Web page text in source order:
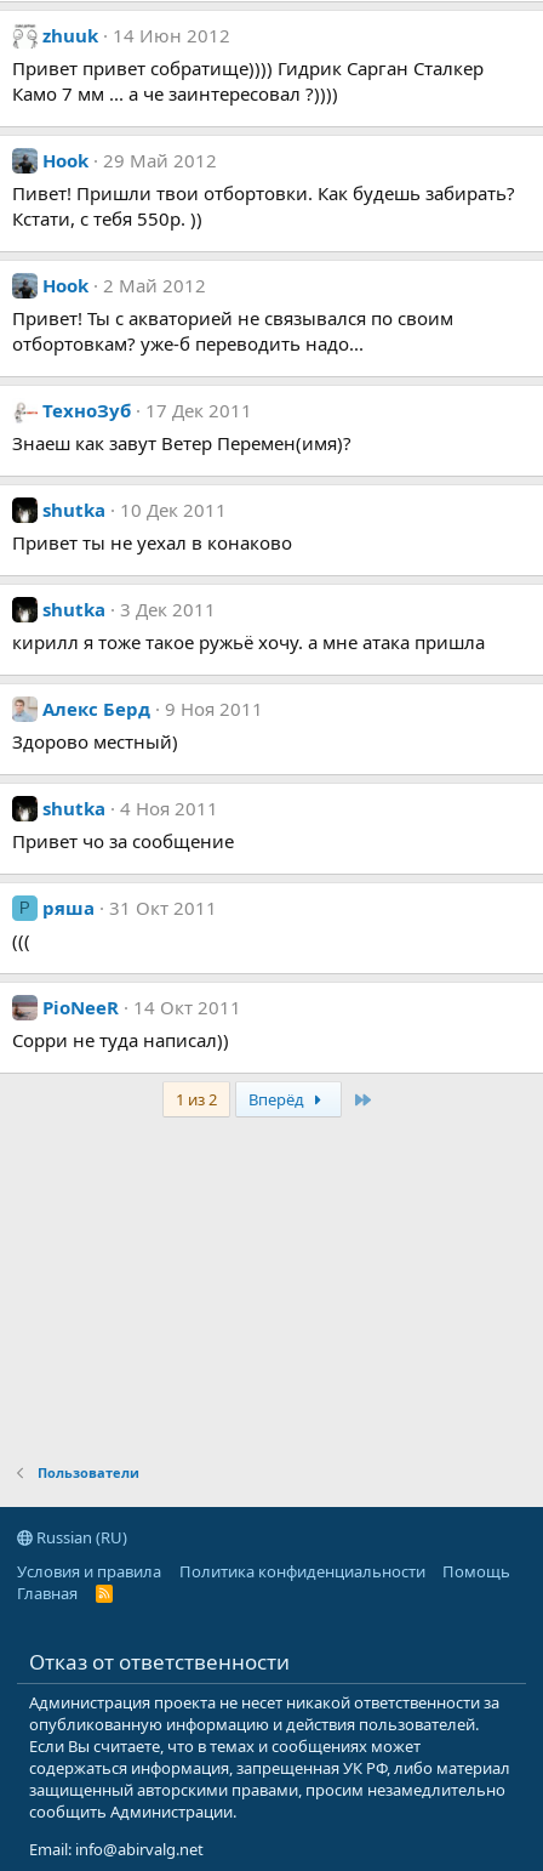
zhuuk
14 Июн 2012
Привет привет собратище)))) Гидрик Сарган Сталкер
Камо 7 мм ... а че заинтересовал ?))))
Hook 29 Май 2012
Пивет! Пришли твои отбортовки. Как будешь забирать?
Кстати, с тебя 550р. ))
Hook 2 Май 2012
Привет! Ты с акваторией не связывался по своим
отбортовкам? уже-б переводить надо...
ТехноЗуб
17 Дек 2011
Знаеш как завут Ветер Перемен(имя)?
shutka
10 Дек 2011
Привет ты не уехал в конаково
shutka
3 Дек 2011
кирилл я тоже такое ружьё хочу. а мне атака пришла
Алекс Берд
9 Ноя 2011
Здорово местный)
shutka
4 Ноя 2011
Привет чо за сообщение
Р ряша
31 Окт 2011
(((
PioNeeR
14 Окт 2011
Сорри не туда написал))
1 из 2 Вперёд
Пользователи
Russian (RU)
Условия и правила
Политика конфиденциальности
Помощь
Главная
R
Отказ от ответственности
Администрация проекта не несет никакой ответственности за
опубликованную информацию и действия пользователей.
Если Вы считаете, что в темах и сообщениях может
содержаться информация, запрещенная УК РФ, либо материал
защищенный авторскими правами, просим незамедлительно
сообщить Администрации.
Email: info@abirvalg.net